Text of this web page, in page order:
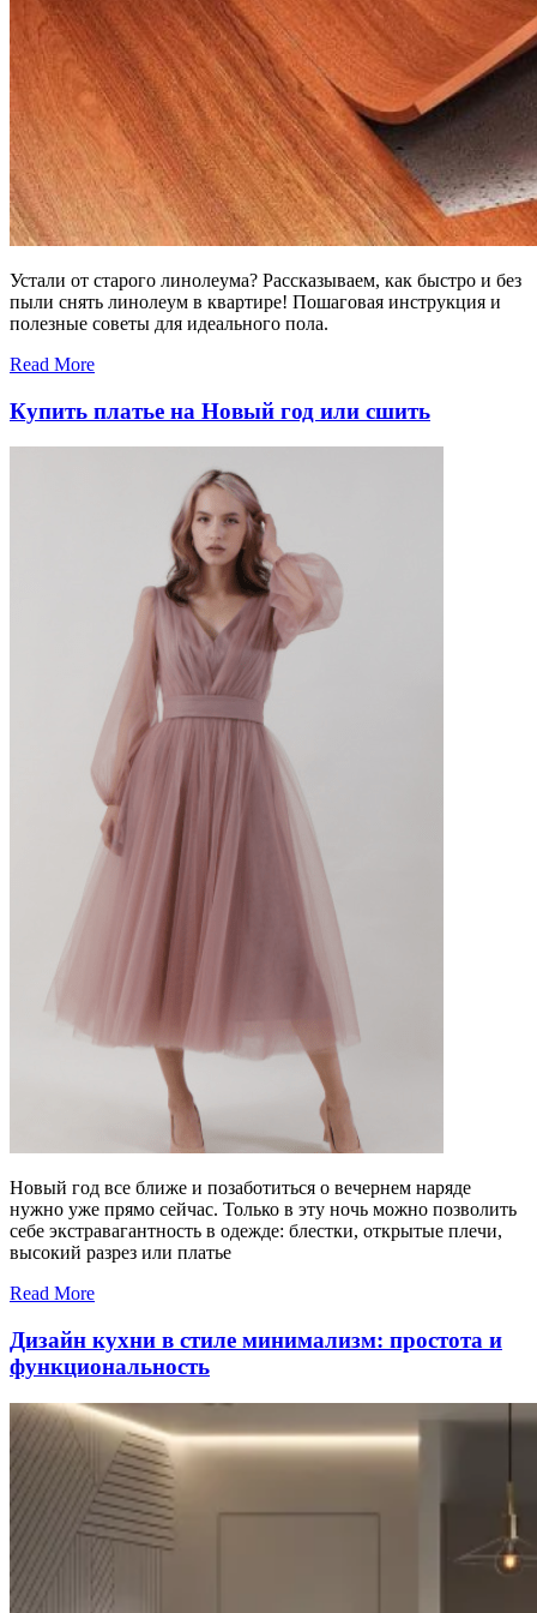
Устали от старого линолеума? Рассказываем, как быстро и без
пыли снять линолеум в квартире! Пошаговая инструкция и
полезные советы для идеального пола.
Read More
Купить платье на Новый год или сшить
Новый год все ближе и позаботиться о вечернем наряде
нужно уже прямо сейчас. Только в эту ночь можно позволить
себе экстравагантность в одежде: блестки, открытые плечи,
высокий разрез или платье
Read More
Дизайн кухни в стиле минимализм: простота и
функциональность